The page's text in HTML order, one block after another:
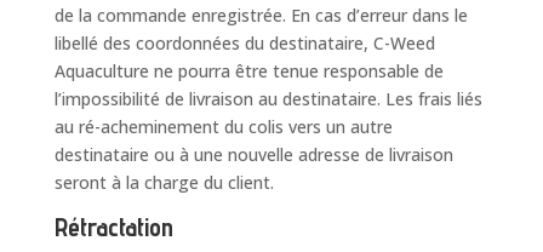
de la commande enregistrée. En cas d’erreur dans le
libellé des coordonnées du destinataire, C-Weed
Aquaculture ne pourra être tenue responsable de
l’impossibilité de livraison au destinataire. Les frais liés
au ré-acheminement du colis vers un autre
destinataire ou à une nouvelle adresse de livraison
seront à la charge du client.
Rétractation